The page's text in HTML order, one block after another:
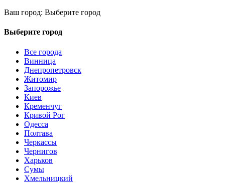
Ваш город: Выберите город
Выберите город
Все города
Винница
Днепропетровск
Житомир
Запорожье
Киев
Кременчуг
Кривой Рог
Одесса
Полтава
Черкассы
Чернигов
Харьков
Сумы
Хмельницкий